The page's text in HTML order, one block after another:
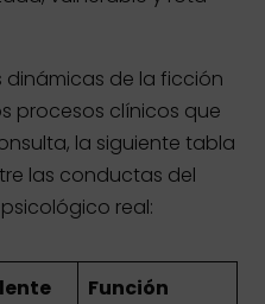
de la ficción
procesos clínicos que
la siguiente tabla
las conductas del
real:
Función